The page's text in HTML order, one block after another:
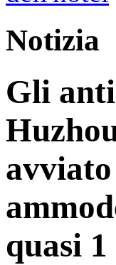
Notizia
Gli
quasi